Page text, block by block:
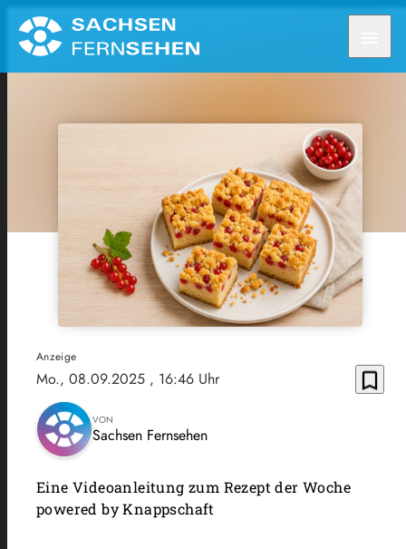
Anzeige
Mo., 08.09.2025 , 16:46 Uhr bookmark_border
VON
Sachsen Fernsehen
Eine Videoanleitung zum Rezept der Woche
powered by Knappschaft